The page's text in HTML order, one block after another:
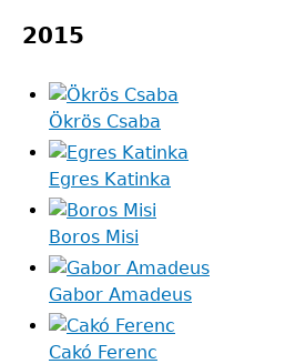
2015
Ökrös Csaba
Egres Katinka
Boros Misi
Gabor Amadeus
Cakó Ferenc